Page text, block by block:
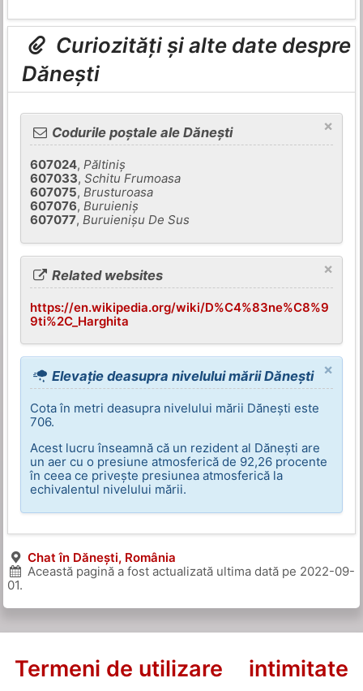
Curiozități și alte date despre
Dănești
×
Codurile poștale ale Dănești
607024,Păltiniş
607033,Schitu Frumoasa
607075,Brusturoasa
607076,Buruieniş
607077,Buruienişu De Sus
×
Related websites
https://en.wikipedia.org/wiki/D%C4%83ne%C8%9
9ti%2C_Harghita
×
Elevație deasupra nivelului mării Dănești
Cota în metri deasupra nivelului mării Dănești este
706.
Acest lucru înseamnă că un rezident al Dănești are
un aer cu o presiune atmosferică de 92,26 procente
în ceea ce privește presiunea atmosferică la
echivalentul nivelului mării.
Chat în Dănești, România
Această pagină a fost actualizată ultima dată pe 2022-09-
01.
Termeni de utilizare intimitate